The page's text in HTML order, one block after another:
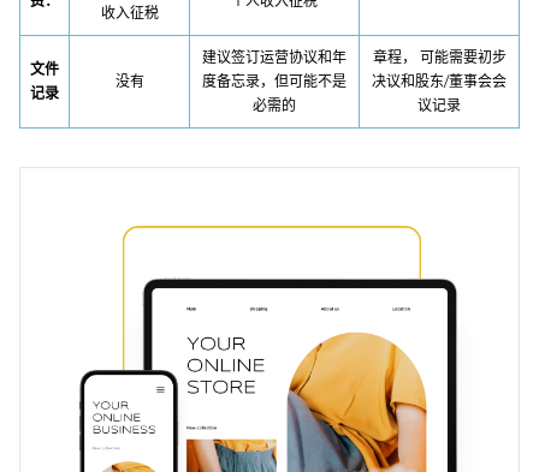
收入征税
文件
记录
没有
建议签订运营协议和年
度备忘录，但可能不是
必需的
章程，
可能需要初步
决议和股东/董事会会
议记录